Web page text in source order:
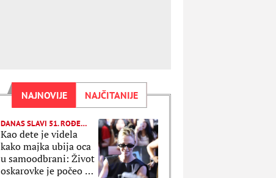
NAJNOVIJE NAJČITANIJE
DANAS SLAVI 51. ROĐENDAN
Kao dete je videla
kako majka ubija oca
u samoodbrani: Život
oskarovke je počeo u